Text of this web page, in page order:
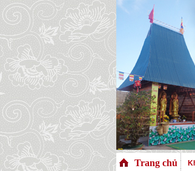
Trang chủ